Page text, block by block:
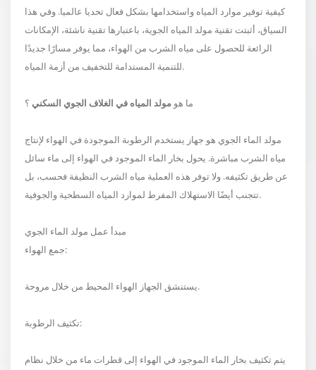
كيفية توفير موارد المياه واستخدامها بشكل فعال تحديا عالميا. وفي هذا
السياق، أثبتت تقنية مولد المياه الجوية، باعتبارها تقنية ناشئة، الإمكانات
الرائعة للحصول على مياه الشرب من الهواء، مما يوفر مسارًا جديدًا
للتنمية المستدامة للتخفيف من أزمة المياه.
ما هو مولد المياه في الغلاف الجوي السكني ؟
مولد الماء الجوي هو جهاز يستخدم الرطوبة الموجودة في الهواء لإنتاج
مياه الشرب مباشرة. يحول بخار الماء الموجود في الهواء إلى ماء سائل
عن طريق تكثيفه. ولا توفر هذه العملية مياه الشرب النظيفة فحسب، بل
تتجنب أيضًا الاستهلاك المفرط لموارد المياه السطحية والجوفية.
مبدأ عمل مولد الماء الجوي
جمع الهواء:
يستنشق الجهاز الهواء المحيط من خلال مروحة.
تكثيف الرطوبة:
يتم تكثيف بخار الماء الموجود في الهواء إلى قطرات ماء من خلال نظام